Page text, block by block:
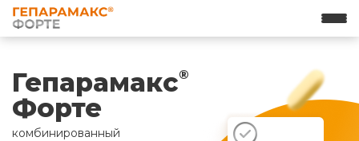
Гепарамакс®
Форте
комбинированный